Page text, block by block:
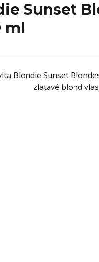
Sunset
ml